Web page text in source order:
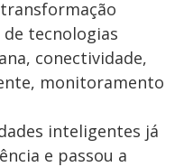
tecnologias
conectividade,
monitoramento
inteligentes já
e passou a